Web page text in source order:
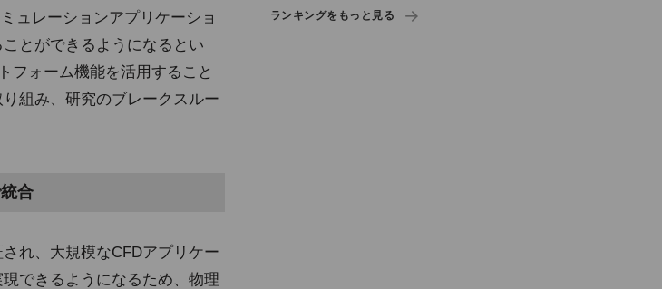
ュレーションアプリケーショ
とができるようになるとい
フォーム機能を活用すること
組み、研究のブレークスルー
合
れ、大規模なCFDアプリケー
できるようになるため、物理
ランキングをもっと見る